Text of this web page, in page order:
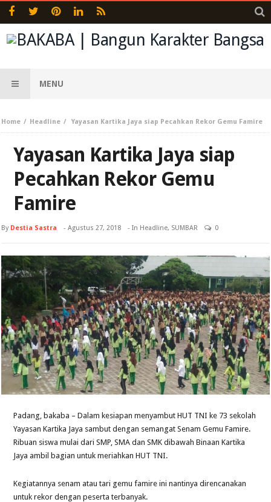
MENU
Home Headline Yayasan Kartika Jaya siap Pecahkan Rekor Gemu Famire
Yayasan Kartika Jaya siap
Pecahkan Rekor Gemu
Famire
By Destia Sastra -Agustus 27, 2018 - In Headline, SUMBAR 0
Padang, bakaba – Dalam kesiapan menyambut HUT TNI ke 73 sekolah
Yayasan Kartika Jaya sambut dengan semangat Senam Gemu Famire.
Ribuan siswa mulai dari SMP, SMA dan SMK dibawah Binaan Kartika
Jaya ambil bagian untuk meriahkan HUT TNI.
Kegiatannya senam atau tari gemu famire ini nantinya direncanakan
untuk rekor dengan peserta terbanyak.